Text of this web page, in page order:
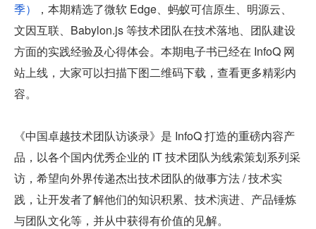
季）
，本期精选了微软 Edge、蚂蚁可信原生、明源云、
文因互联、Babylon.js 等技术团队在技术落地、团队建设
方面的实践经验及心得体会。本期电子书已经在 InfoQ 网
站上线，大家可以扫描下图二维码下载，查看更多精彩内
容。
《中国卓越技术团队访谈录》是 InfoQ 打造的重磅内容产
品，以各个国内优秀企业的 IT 技术团队为线索策划系列采
访，希望向外界传递杰出技术团队的做事方法 / 技术实
践，让开发者了解他们的知识积累、技术演进、产品锤炼
与团队文化等，并从中获得有价值的见解。